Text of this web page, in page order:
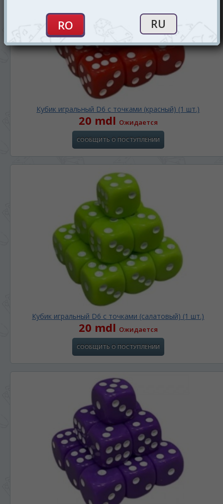
Кубик игральный D6 с точками (красный) (1 шт.)
20 mdl Ожидается
СООБЩИТЬ О ПОСТУПЛЕНИИ
Кубик игральный D6 с точками (салатовый) (1 шт.)
20 mdl Ожидается
СООБЩИТЬ О ПОСТУПЛЕНИИ